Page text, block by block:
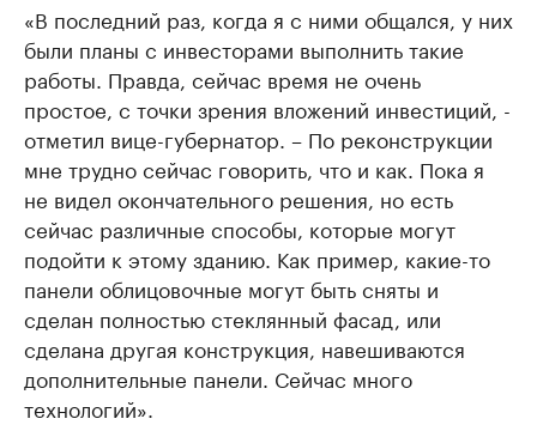
«В последний раз, когда я с ними общался, у них
были планы с инвесторами выполнить такие
работы. Правда, сейчас время не очень
простое, с точки зрения вложений инвестиций, -
отметил вице-губернатор. – По реконструкции
мне трудно сейчас говорить, что и как. Пока я
не видел окончательного решения, но есть
сейчас различные способы, которые могут
подойти к этому зданию. Как пример, какие-то
панели облицовочные могут быть сняты и
сделан полностью стеклянный фасад, или
сделана другая конструкция, навешиваются
дополнительные панели. Сейчас много
технологий».